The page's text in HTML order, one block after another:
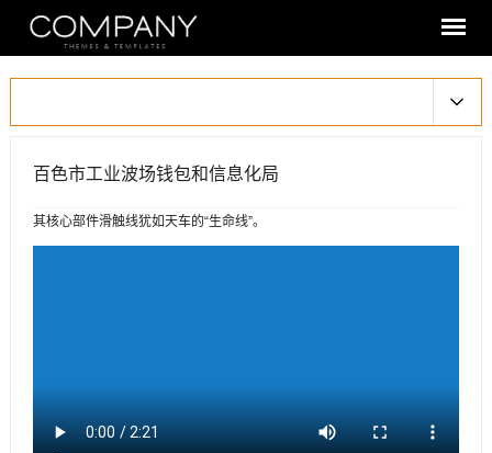
百色市工业波场钱包和信息化局
其核心部件滑触线犹如天车的“生命线”。